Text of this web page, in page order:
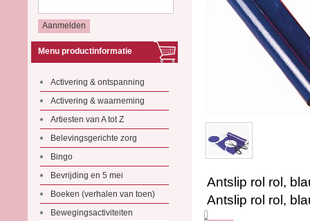
Menu productinformatie
Activering & ontspanning
Activering & waarneming
Artiesten van A tot Z
Belevingsgerichte zorg
Bingo
Bevrijding en 5 mei
Boeken (verhalen van toen)
Bewegingsactiviteiten
Antslip rol rol,
Antslip rol rol,
.